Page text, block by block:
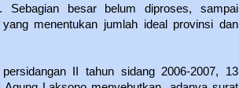
besar belum diproses, sampai
menentukan jumlah ideal provinsi dan
II tahun sidang 2006-2007, 13